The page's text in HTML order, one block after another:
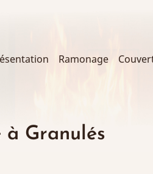
Ramonage
à Granulés